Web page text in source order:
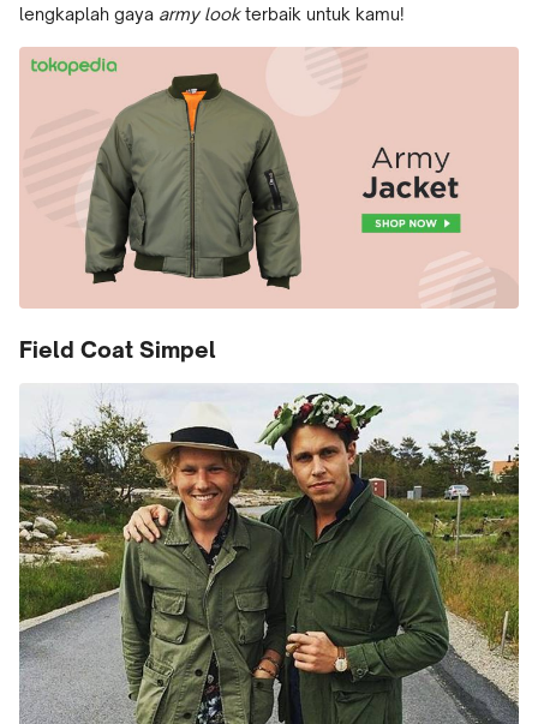
lengkaplah gaya army lookterbaik untuk kamu!
Field Coat Simpel